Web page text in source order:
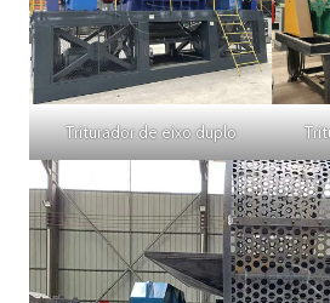
Triturador de eixo duplo